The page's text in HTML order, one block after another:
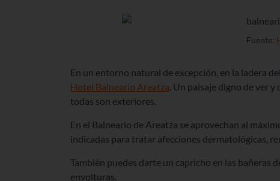
Fuente:
En un entorno natural de excepción, en la ladera del
Hotel Balneario Areatza . Un paisaje digno de ver
todas son exteriores.
En el Balneario de Areatza se aprovechan al
indicadas para tratar afecciones dermatológicas,
También puedes darte un capricho en las
envolturas.